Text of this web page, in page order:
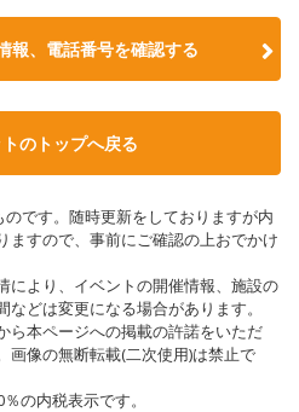
報、電話番号を確認する
のトップへ戻る
です。随時更新をしておりますが内
ますので、事前にご確認の上おでかけ
より、イベントの開催情報、施設の
どは変更になる場合があります。
本ページへの掲載の許諾をいただ
画像の無断転載(二次使用)は禁止で
の内税表示です。